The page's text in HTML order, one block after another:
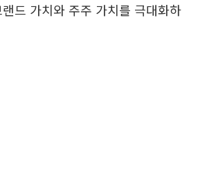
드 가치와 주주 가치를 극대화하